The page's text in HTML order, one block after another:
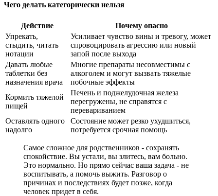
Чего делать категорически нельзя
Действие
Почему опасно
Упрекать,
стыдить, читать
нотации
Усиливает чувство вины и тревогу, может
спровоцировать агрессию или новый
запой после выхода
Давать любые
таблетки без
назначения врача
Многие препараты несовместимы с
алкоголем и могут вызвать тяжелые
побочные эффекты
Кормить тяжелой
пищей
Печень и поджелудочная железа
перегружены, не справятся с
перевариванием
Оставлять одного
надолго
Состояние может резко ухудшиться,
потребуется срочная помощь
Самое сложное для родственников - сохранять
спокойствие. Вы устали, вы злитесь, вам больно.
Это нормально. Но прямо сейчас ваша задача - не
воспитывать, а помочь выжить. Разговор о
причинах и последствиях будет позже, когда
человек придет в себя.